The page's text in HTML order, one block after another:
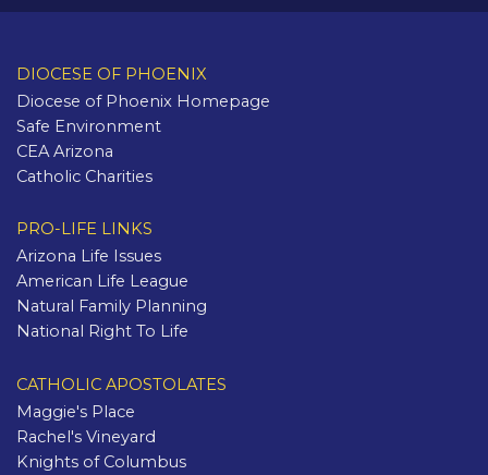
DIOCESE OF PHOENIX
Diocese of Phoenix Homepage
Safe Environment
CEA Arizona
Catholic Charities
PRO-LIFE LINKS
Arizona Life Issues
American Life League
Natural Family Planning
National Right To Life
CATHOLIC APOSTOLATES
Maggie's Place
Rachel's Vineyard
Knights of Columbus